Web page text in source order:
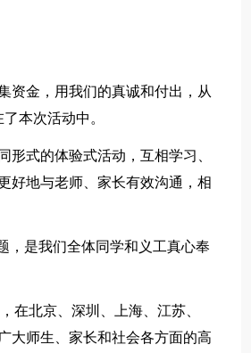
资金，用我们的真诚和付出，从
本次活动中。
式的体验式活动，互相学习、
好地与老师、家长有效沟通，相
，是我们全体同学和义工真心奉
在北京、深圳、上海、江苏、
大师生、家长和社会各方面的高